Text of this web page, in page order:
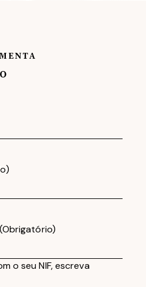
o seu NIF, escreva